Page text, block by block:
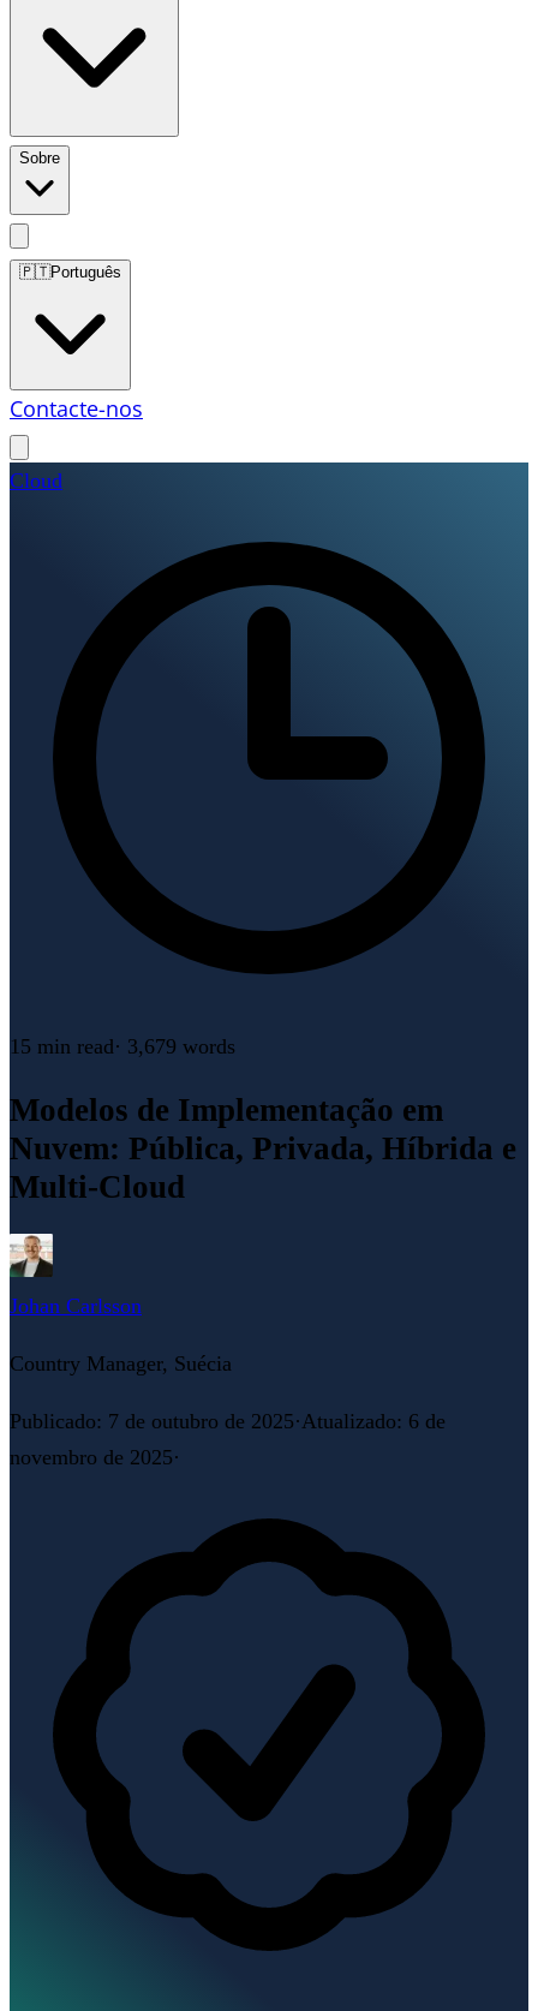
Sobre
🇵🇹Português
Contacte-nos
Cloud
15 min read· 3,679 words
Modelos de Implementação em
Nuvem: Pública, Privada, Híbrida e
Multi-Cloud
Johan Carlsson
Country Manager, Suécia
Publicado: 7 de outubro de 2025· Atualizado: 6 de
novembro de 2025·